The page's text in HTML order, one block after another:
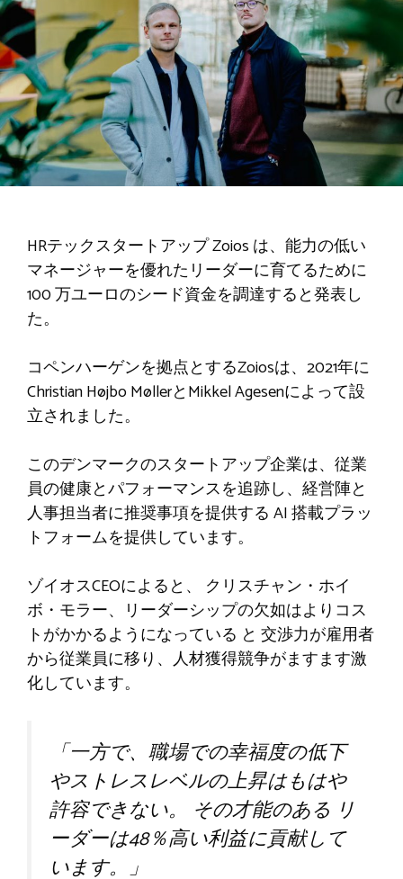
HRテックスタートアップZoios は、能力の低い
マネージャーを優れたリーダーに育てるために
100 万ユーロのシード資金を調達すると発表し
た。
コペンハーゲンを拠点とするZoiosは、2021年に
Christian Højbo MøllerとMikkel Agesenによって設
立されました。
このデンマークのスタートアップ企業は、従業
員の健康とパフォーマンスを追跡し、経営陣と
人事担当者に推奨事項を提供する AI 搭載プラッ
トフォームを提供しています。
ゾイオスCEOによると 、 クリスチャン・ホイ
ボ・モラー、リーダーシップの欠如はよりコス
トがかかるようになっている と 交渉力が雇用者
から従業員に移り、人材獲得競争がますます激
化しています。
「一方で、職場での幸福度の低下
やストレスレベルの上昇はもはや
許容できない。 その才能のある リ
ーダーは48％高い利益に貢献して
います。」